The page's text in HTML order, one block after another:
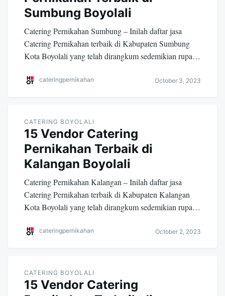
Sumbung Boyolali
Catering Pernikahan Sumbung – Inilah daftar jasa
Catering Pernikahan terbaik di Kabupaten Sumbung
Kota Boyolali yang telah dirangkum sedemikian rupa…
cateringpernikahan October 3, 2023
CATERING BOYOLALI
15 Vendor Catering
Pernikahan Terbaik di
Kalangan Boyolali
Catering Pernikahan Kalangan – Inilah daftar jasa
Catering Pernikahan terbaik di Kabupaten Kalangan
Kota Boyolali yang telah dirangkum sedemikian rupa…
cateringpernikahan October 2, 2023
CATERING BOYOLALI
15 Vendor Catering